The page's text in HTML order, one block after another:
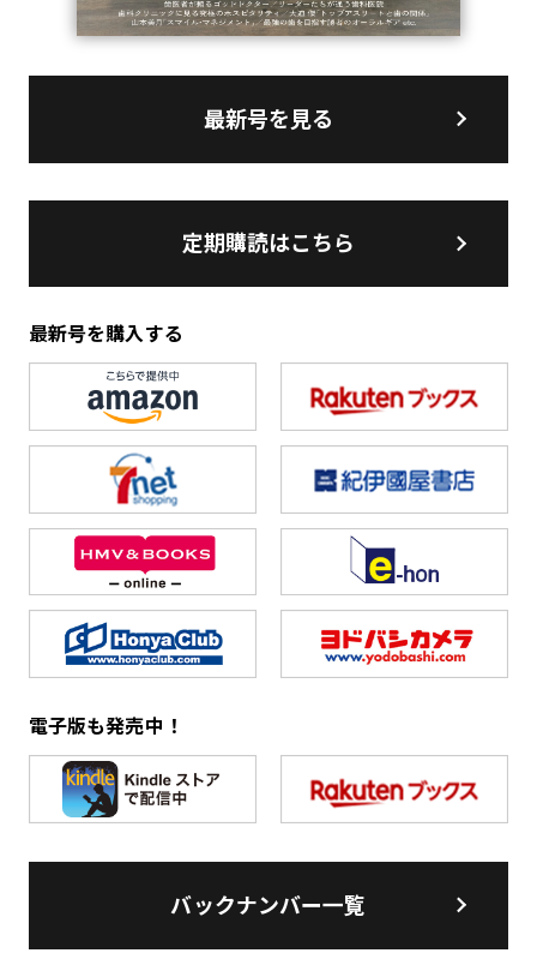
最新号を見る
定期購読はこちら
最新号を購入する
電子版も発売中！
バックナンバー一覧